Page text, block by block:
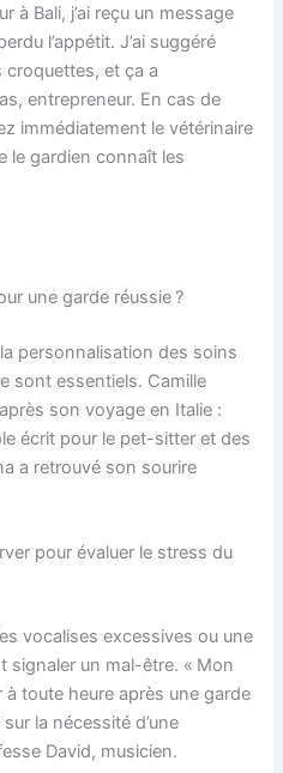
à Bali, j’ai reçu un message
l’appétit. J’ai suggéré
croquettes, et ça a
entrepreneur. En cas de
immédiatement le vétérinaire
le gardien connaît les
une garde réussie ?
personnalisation des soins
sont essentiels. Camille
son voyage en Italie :
écrit pour le pet-sitter et des
a retrouvé son sourire
pour évaluer le stress du
vocalises excessives ou une
signaler un mal-être. « Mon
toute heure après une garde
la nécessité d’une
David, musicien.